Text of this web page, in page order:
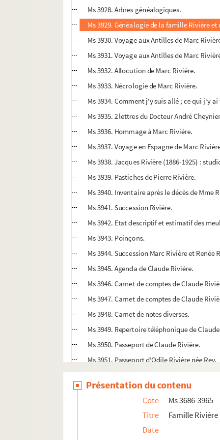
Ms 3928. Arbres généalogiques.
Ms 3929. Généalogie de la famille Rivière
Ms 3930. Voyage aux Antilles de Marc
Ms 3931. Voyage aux Antilles de Marc
Ms 3932. Allocution de Marc Rivière.
Ms 3933. Nécrologie de Marc Rivière.
Ms 3934. Comment j'y suis allé ; ce qui j'y
Ms 3935. 2 lettres du Docteur André
Ms 3936. Hommage à Marc Rivière.
Ms 3937. Voyage en Espagne de Marc
Ms 3938. Jacques Rivière (1886-1925) :
Ms 3939. Pastiches de Pierre Rivière.
Ms 3940. Inventaire après le décès de Mme
Ms 3941. Succession Rivière.
Ms 3942. Etat descriptif et estimatif des
Ms 3943. Poinçons.
Ms 3944. Succession Marc Rivière et Renée
Ms 3945. Agenda de Claude Rivière.
Ms 3946. Carnet de comptes de Claude
Ms 3947. Carnet de comptes de Claude
Ms 3948. Carnet de notes diverses.
Ms 3949. Repertoire téléphonique de
Ms 3950. Passeport de Claude Rivière.
Ms 3951. Passeport d'Odile Rivière née Rey.
Ms 3952. 16 cartes de décès du Docteur
Ms 3953. Permis de conduire de Claude
Ms 3954. Première partie du baccalauréat
Ms 3955. Diplôme de bachelier de
Ms 3956. Carte de visite de Claude Rivière.
Présentation du contenu
Cote
Ms 3686-3965
Titre
Famille
Date